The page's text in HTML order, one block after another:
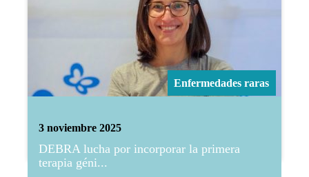
3 noviembre 2025
Enfermedades raras
DEBRA lucha por incorporar la primera
terapia géni...